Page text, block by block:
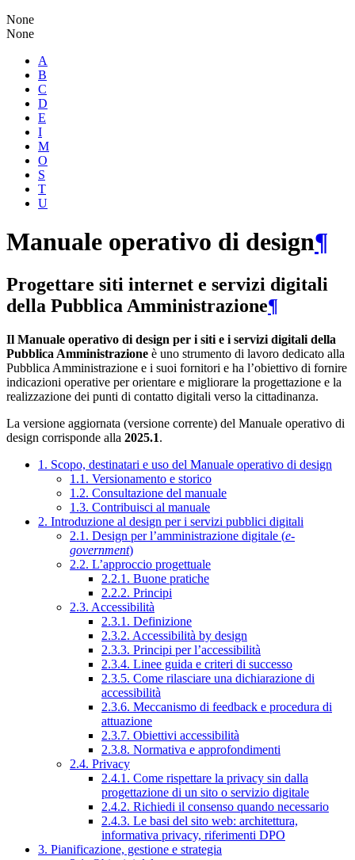
None
None
A
B
C
D
E
I
M
O
S
T
U
Manuale operativo di design¶
Progettare siti internet e servizi digitali
della Pubblica Amministrazione¶
Il Manuale operativo di design per i siti e i servizi digitali della
Pubblica Amministrazione è uno strumento di lavoro dedicato alla
Pubblica Amministrazione e i suoi fornitori e ha l’obiettivo di fornire
indicazioni operative per orientare e migliorare la progettazione e la
realizzazione dei punti di contatto digitali verso la cittadinanza.
La versione aggiornata (versione corrente) del Manuale operativo di
design corrisponde alla 2025.1.
1. Scopo, destinatari e uso del Manuale operativo di design
1.1. Versionamento e storico
1.2. Consultazione del manuale
1.3. Contribuisci al manuale
2. Introduzione al design per i servizi pubblici digitali
2.1. Design per l’amministrazione digitale (e-
government)
2.2. L’approccio progettuale
2.2.1. Buone pratiche
2.2.2. Principi
2.3. Accessibilità
2.3.1. Definizione
2.3.2. Accessibilità by design
2.3.3. Principi per l’accessibilità
2.3.4. Linee guida e criteri di successo
2.3.5. Come rilasciare una dichiarazione di
accessibilità
2.3.6. Meccanismo di feedback e procedura di
attuazione
2.3.7. Obiettivi accessibilità
2.3.8. Normativa e approfondimenti
2.4. Privacy
2.4.1. Come rispettare la privacy sin dalla
progettazione di un sito o servizio digitale
2.4.2. Richiedi il consenso quando necessario
2.4.3. Le basi del sito web: architettura,
informativa privacy, riferimenti DPO
3. Pianificazione, gestione e strategia